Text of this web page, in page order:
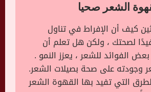
الشعر صحيا
كيف أن الإفراط في تناول
لصحتك ، ولكن هل تعلم أن
الفوائد للشعر ، يعزز النمو .
وجودته على صحة بصيلات الشعر.
التي تفيد بها القهوة الشعر